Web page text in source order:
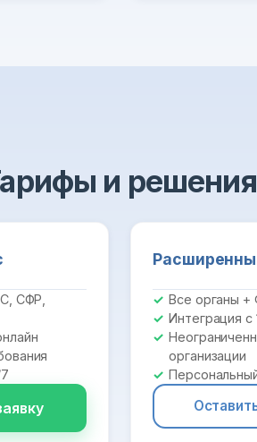
и решения
СФР,
Все органы
Интеграция с
организации